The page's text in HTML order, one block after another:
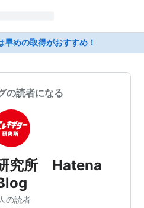
早めの取得がおすすめ！
の読者になる
究所 Hatena
の読者